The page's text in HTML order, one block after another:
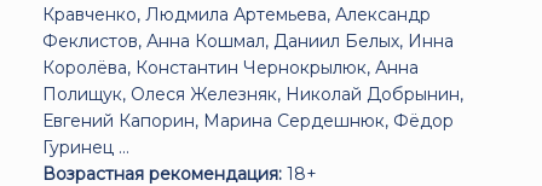
Кравченко, Людмила Артемьева, Александр
Феклистов, Анна Кошмал, Даниил Белых, Инна
Королёва, Константин Чернокрылюк, Анна
Полищук, Олеся Железняк, Николай Добрынин,
Евгений Капорин, Марина Сердешнюк, Фёдор
Гуринец ...
Возрастная рекомендация: 18+